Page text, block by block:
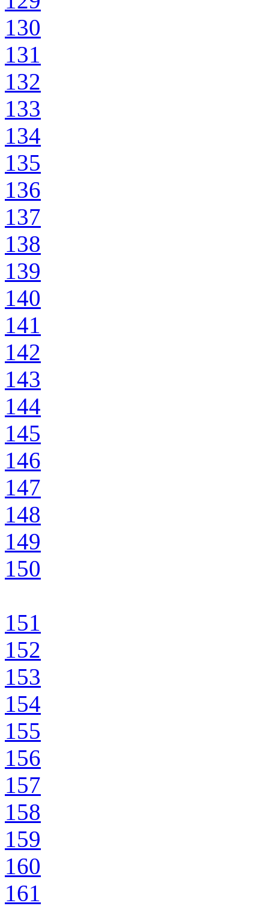
130
131
132
133
134
135
136
137
138
139
140
141
142
143
144
145
146
147
148
149
150
151
152
153
154
155
156
157
158
159
160
161